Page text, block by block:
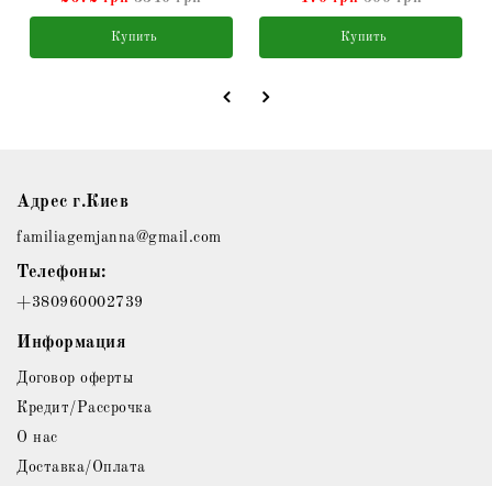
Купить Купить
Адрес г.Киев
familiagemjanna@gmail.com
Телефоны:
+380960002739
Информация
Договор оферты
Кредит/Рассрочка
О нас
Доставка/Оплата